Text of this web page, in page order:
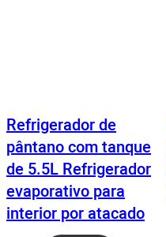
Refrigerador de
pântano com tanque
de 5.5L Refrigerador
evaporativo para
interior por atacado